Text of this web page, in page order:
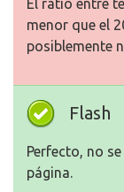
El ratio entre
menor que el
posiblemente
Flash
Perfecto, no
página.